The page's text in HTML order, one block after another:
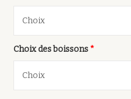
Choix des boissons *